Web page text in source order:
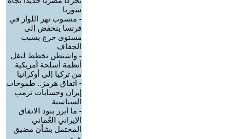
سوريا
- منسوب نهر اللوار في
فرنسا ينخفض إلى
مستوى حرج بسبب
الجفاف
- واشنطن تخطط لنقل
أنظمة أسلحة أمريكية
من تركيا إلى أوكرانيا
- اتفاق هرمز.. طموحات
إيران وحسابات ترمب
السياسية
- ما أبرز بنود الاتفاق
الإيراني العُماني
المحتمل بشأن مضيق